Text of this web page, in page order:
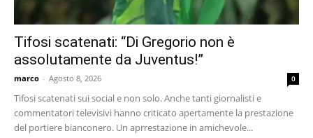
Tifosi scatenati: “Di Gregorio non è
assolutamente da Juventus!”
marco - Agosto 8, 2026 0
Tifosi scatenati sui social e non solo. Anche tanti giornalisti e
commentatori televisivi hanno criticato apertamente la prestazione
del portiere bianconero. Un aprrestazione in amichevole...